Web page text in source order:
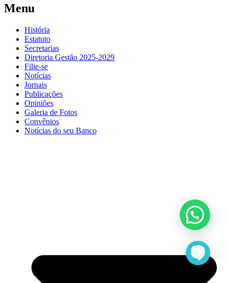
Menu
História
Estatuto
Secretarias
Diretoria Gestão 2025-2029
Filie-se
Notícias
Jornais
Publicações
Opiniões
Galeria de Fotos
Convênios
Notícias do seu Banco